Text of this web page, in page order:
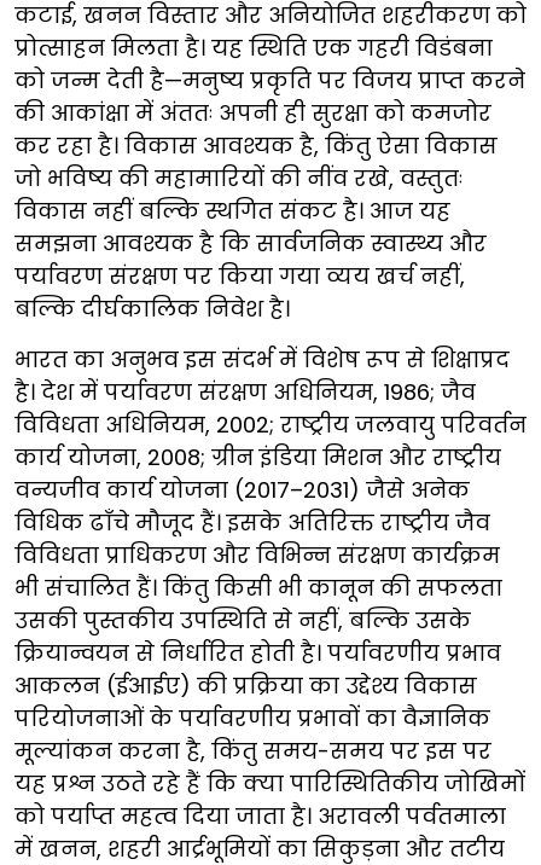
कटाई, खनन विस्तार और अनियोजित शहरीकरण को
प्रोत्साहन मिलता है। यह स्थिति एक गहरी विडंबना
को जन्म देती है—मनुष्य प्रकृति पर विजय प्राप्त करने
की आकांक्षा में अंततः अपनी ही सुरक्षा को कमजोर
कर रहा है। विकास आवश्यक है, किंतु ऐसा विकास
जो भविष्य की महामारियों की नींव रखे, वस्तुतः
विकास नहीं बल्कि स्थगित संकट है। आज यह
समझना आवश्यक है कि सार्वजनिक स्वास्थ्य और
पर्यावरण संरक्षण पर किया गया व्यय खर्च नहीं,
बल्कि दीर्घकालिक निवेश है।
भारत का अनुभव इस संदर्भ में विशेष रूप से शिक्षाप्रद
है। देश में पर्यावरण संरक्षण अधिनियम, 1986; जैव
विविधता अधिनियम, 2002; राष्ट्रीय जलवायु परिवर्तन
कार्य योजना, 2008; ग्रीन इंडिया मिशन और राष्ट्रीय
वन्यजीव कार्य योजना (2017–2031) जैसे अनेक
विधिक ढाँचे मौजूद हैं। इसके अतिरिक्त राष्ट्रीय जैव
विविधता प्राधिकरण और विभिन्न संरक्षण कार्यक्रम
भी संचालित हैं। किंतु किसी भी कानून की सफलता
उसकी पुस्तकीय उपस्थिति से नहीं, बल्कि उसके
क्रियान्वयन से निर्धारित होती है। पर्यावरणीय प्रभाव
आकलन (ईआईए) की प्रक्रिया का उद्देश्य विकास
परियोजनाओं के पर्यावरणीय प्रभावों का वैज्ञानिक
मूल्यांकन करना है, किंतु समय-समय पर इस पर
यह प्रश्न उठते रहे हैं कि क्या पारिस्थितिकीय जोखिमों
को पर्याप्त महत्व दिया जाता है। अरावली पर्वतमाला
में खनन, शहरी आर्द्रभूमियों का सिकुड़ना और तटीय